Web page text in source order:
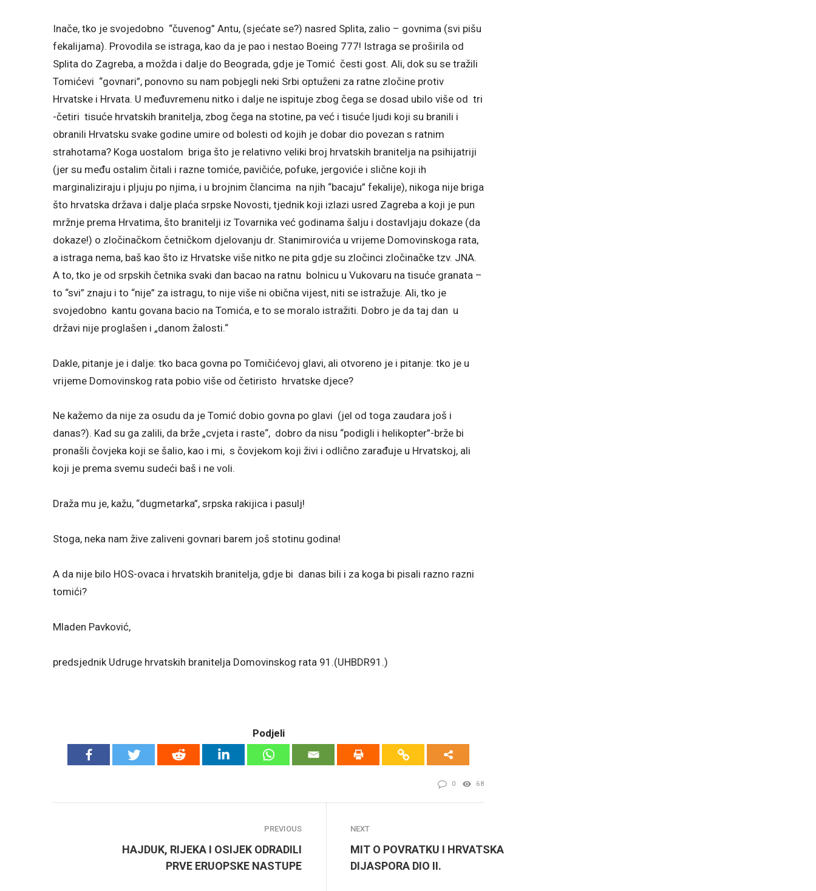
Inače, tko je svojedobno “čuvenog” Antu, (sjećate se?) nasred Splita, zalio – govnima (svi pišu
fekalijama). Provodila se istraga, kao da je pao i nestao Boeing 777! Istraga se proširila od
Splita do Zagreba, a možda i dalje do Beograda, gdje je Tomić česti gost. Ali, dok su se tražili
Tomićevi “govnari”, ponovno su nam pobjegli neki Srbi optuženi za ratne zločine protiv
Hrvatske i Hrvata. U međuvremenu nitko i dalje ne ispituje zbog čega se dosad ubilo više od tri
-četiri tisuće hrvatskih branitelja, zbog čega na stotine, pa već i tisuće ljudi koji su branili i
obranili Hrvatsku svake godine umire od bolesti od kojih je dobar dio povezan s ratnim
strahotama? Koga uostalom briga što je relativno veliki broj hrvatskih branitelja na psihijatriji
(jer su među ostalim čitali i razne tomiće, pavičiće, pofuke, jergoviće i slične koji ih
marginaliziraju i pljuju po njima, i u brojnim člancima na njih “bacaju” fekalije), nikoga nije briga
što hrvatska država i dalje plaća srpske Novosti, tjednik koji izlazi usred Zagreba a koji je pun
mržnje prema Hrvatima, što branitelji iz Tovarnika već godinama šalju i dostavljaju dokaze (da
dokaze!) o zločinačkom četničkom djelovanju dr. Stanimirovića u vrijeme Domovinskoga rata,
a istraga nema, baš kao što iz Hrvatske više nitko ne pita gdje su zločinci zločinačke tzv. JNA.
A to, tko je od srpskih četnika svaki dan bacao na ratnu bolnicu u Vukovaru na tisuće granata –
to “svi” znaju i to “nije” za istragu, to nije više ni obična vijest, niti se istražuje. Ali, tko je
svojedobno kantu govana bacio na Tomića, e to se moralo istražiti. Dobro je da taj dan u
državi nije proglašen i „danom žalosti.“
Dakle, pitanje je i dalje: tko baca govna po Tomičićevoj glavi, ali otvoreno je i pitanje: tko je u
vrijeme Domovinskog rata pobio više od četiristo hrvatske djece?
Ne kažemo da nije za osudu da je Tomić dobio govna po glavi (jel od toga zaudara još i
danas?). Kad su ga zalili, da brže „cvjeta i raste“, dobro da nisu “podigli i helikopter”-brže bi
pronašli čovjeka koji se šalio, kao i mi, s čovjekom koji živi i odlično zarađuje u Hrvatskoj, ali
koji je prema svemu sudeći baš i ne voli.
Draža mu je, kažu, “dugmetarka”, srpska rakijica i pasulj!
Stoga, neka nam žive zaliveni govnari barem još stotinu godina!
A da nije bilo HOS-ovaca i hrvatskih branitelja, gdje bi danas bili i za koga bi pisali razno razni
tomići?
Mladen Pavković,
predsjednik Udruge hrvatskih branitelja Domovinskog rata 91.(UHBDR91.)
Podjeli
0 68
PREVIOUS
HAJDUK, RIJEKA I OSIJEK ODRADILI
PRVE ERUOPSKE NASTUPE
NEXT
MIT O POVRATKU I HRVATSKA
DIJASPORA DIO II.